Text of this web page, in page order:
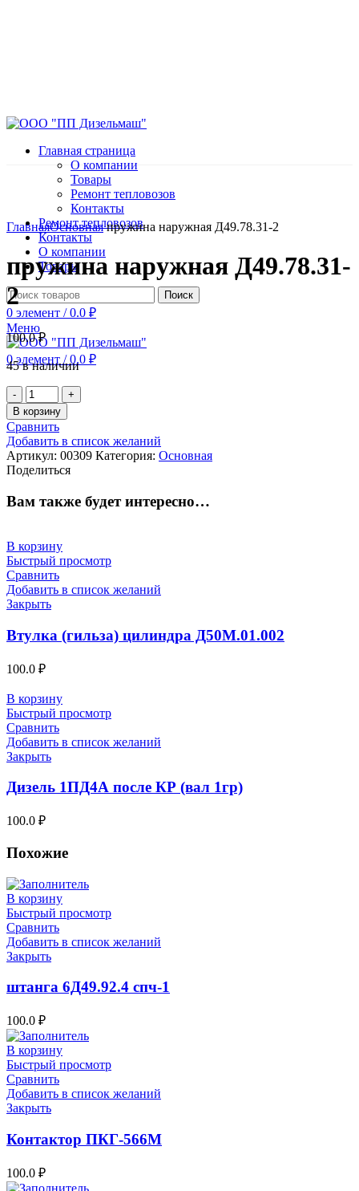
Главная страница
О компании
Товары
Ремонт тепловозов
Контакты
Ремонт тепловозов
Контакты
О компании
Товары
Поиск
0 элемент / 0.0 ₽
Меню
0элемент / 0.0 ₽
Нажмите, чтобы увеличить
ГлавнаяОсновнаяпружина наружная Д49.78.31-2
пружина наружная Д49.78.31-
2
100.0₽
45 в наличии
Количество
товара
пружина
наружная
Д49.78.31-
2
В корзину
Сравнить
Добавить в список желаний
Артикул: 00309 Категория: Основная
Поделиться
Вам также будет интересно…
В корзину
Быстрый просмотр
Сравнить
Добавить в список желаний
Закрыть
Втулка (гильза) цилиндра Д50М.01.002
100.0 ₽
В корзину
Быстрый просмотр
Сравнить
Добавить в список желаний
Закрыть
Дизель 1ПД4А после КР (вал 1гр)
100.0 ₽
Похожие
В корзину
Быстрый просмотр
Сравнить
Добавить в список желаний
Закрыть
штанга 6Д49.92.4 спч-1
100.0 ₽
В корзину
Быстрый просмотр
Сравнить
Добавить в список желаний
Закрыть
Контактор ПКГ-566М
100.0 ₽